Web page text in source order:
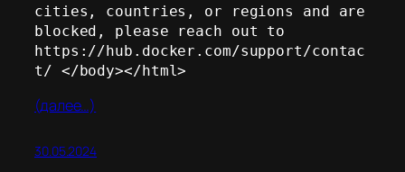
cities, countries, or regions and are
blocked, please reach out to
https://hub.docker.com/support/contac
t/ </body></html>
(далее…)
30.05.2024